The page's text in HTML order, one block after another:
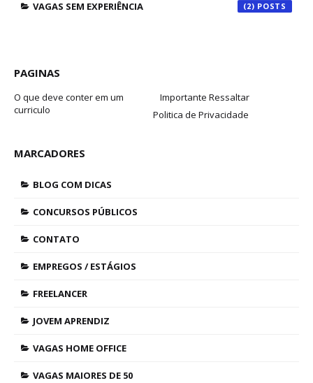
VAGAS SEM EXPERIÊNCIA (2)
PAGINAS
O que deve conter em um
curriculo
Importante Ressaltar
Politica de Privacidade
MARCADORES
BLOG COM DICAS
CONCURSOS PÚBLICOS
CONTATO
EMPREGOS / ESTÁGIOS
FREELANCER
JOVEM APRENDIZ
VAGAS HOME OFFICE
VAGAS MAIORES DE 50